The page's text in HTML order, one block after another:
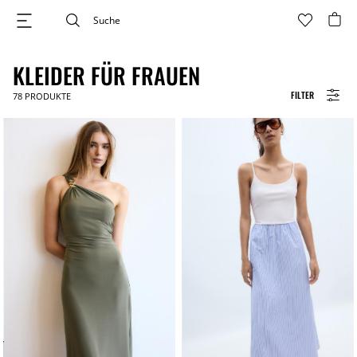
FILTER
KLEIDER FÜR FRAUEN
78 PRODUKTE